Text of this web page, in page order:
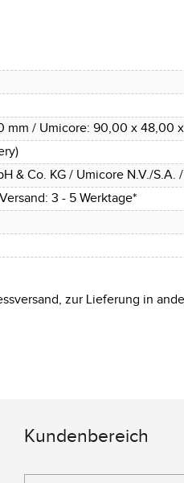
mm / Umicore: 90,00 x
& Co. KG / Umicore N.V./S.A.
3 - 5 Werktage*
zur Lieferung in
Kundenbereich